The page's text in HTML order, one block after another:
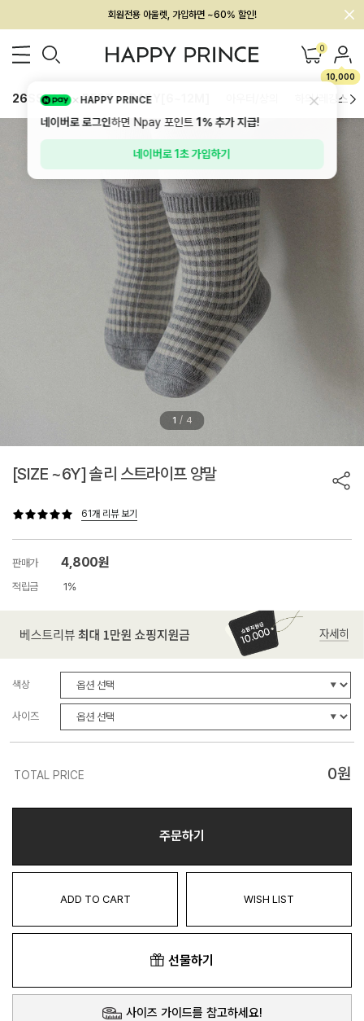
멤버십 최대 28,000원 혜택
0
10,000
26SS 신상 BEST BABY[6~12M] 하의/레깅스
1 / 4
[SIZE ~6Y] 솔리 스트라이프 양말
61개 리뷰 보기
판매가 4,800원
적립금 1%
색상
사이즈
TOTAL PRICE 0원
주문하기
ADD TO CART WISH LIST
선물하기
사이즈 가이드를 참고하세요!
HAPPY PRINCE
네이버로 로그인하면 Npay 포인트1%추가 지급!
네이버로 1초 가입하기